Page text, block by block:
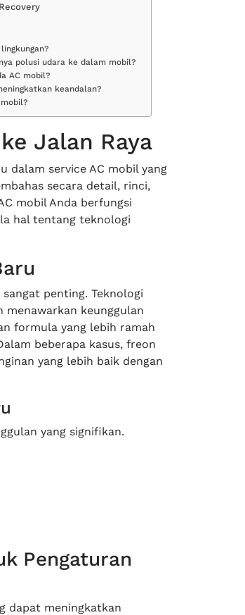
polusi udara ke dalam mobil?
AC mobil?
keandalan?
Jalan Raya
dalam service AC mobil yang
secara detail, rinci,
mobil Anda berfungsi
hal tentang teknologi
penting. Teknologi
keunggulan
formula yang lebih ramah
beberapa kasus, freon
yang lebih baik dengan
yang signifikan.
Pengaturan
dapat meningkatkan